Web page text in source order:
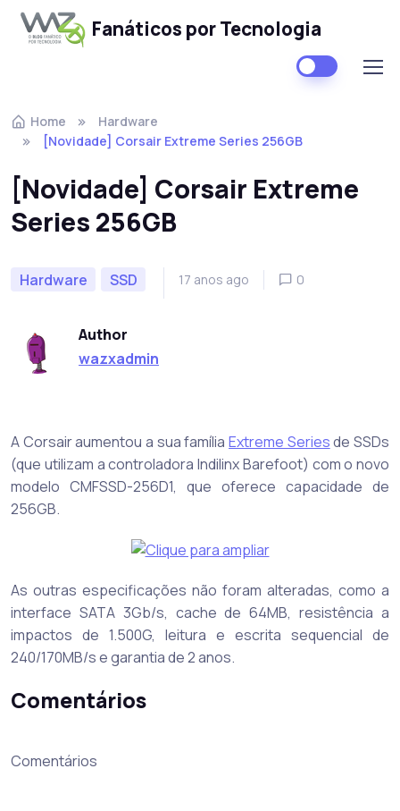
Fanáticos por Tecnologia
Home
Hardware
[Novidade] Corsair Extreme Series 256GB
[Novidade] Corsair Extreme
Series 256GB
Hardware SSD 17 anos ago 0
Author
wazxadmin
A Corsair aumentou a sua família Extreme Seriesde SSDs
(que utilizam a controladora Indilinx Barefoot) com o novo
modelo CMFSSD-256D1, que oferece capacidade de
256GB.
As outras especificações não foram alteradas, como a
interface SATA 3Gb/s, cache de 64MB, resistência a
impactos de 1.500G, leitura e escrita sequencial de
240/170MB/s e garantia de 2 anos.
Comentários
Comentários